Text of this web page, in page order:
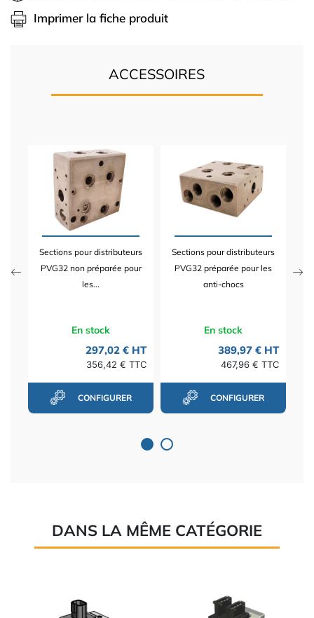
Imprimer la fiche produit
ACCESSOIRES
Sections pour distributeurs
PVG32 non préparée pour
les...
En stock
297,02 € HT
356,42 € TTC
CONFIGURER
Sections pour distributeurs
PVG32 préparée pour les
anti-chocs
En stock
389,97 € HT
467,96 € TTC
CONFIGURER
DANS LA MÊME CATÉGORIE